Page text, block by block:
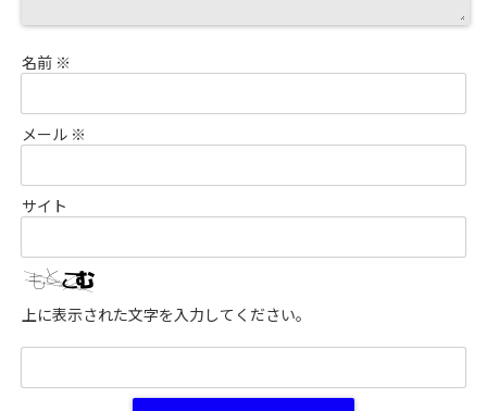
名前 ※
メール ※
サイト
上に表示された文字を入力してください。